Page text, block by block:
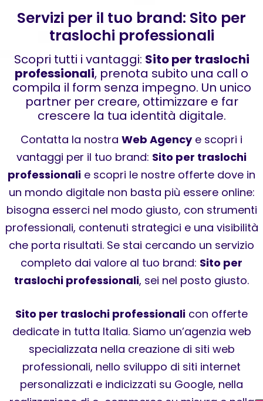
Servizi per il tuo brand: Sito per
traslochi professionali
Scopri tutti i vantaggi: Sito per traslochi
professionali, prenota subito una call o
compila il form senza impegno. Un unico
partner per creare, ottimizzare e far
crescere la tua identità digitale.
Contatta la nostra Web Agencye scopri i
vantaggi per il tuo brand: Sito per traslochi
professionali e scopri le nostre offerte dove in
un mondo digitale non basta più essere online:
bisogna esserci nel modo giusto, con strumenti
professionali, contenuti strategici e una visibilità
che porta risultati. Se stai cercando un servizio
completo dai valore al tuo brand: Sito per
traslochi professionali, sei nel posto giusto.
Sito per traslochi professionali con offerte
dedicate in tutta Italia. Siamo un’agenzia web
specializzata nella creazione di siti web
professionali, nello sviluppo di siti internet
personalizzati e indicizzati su Google, nella